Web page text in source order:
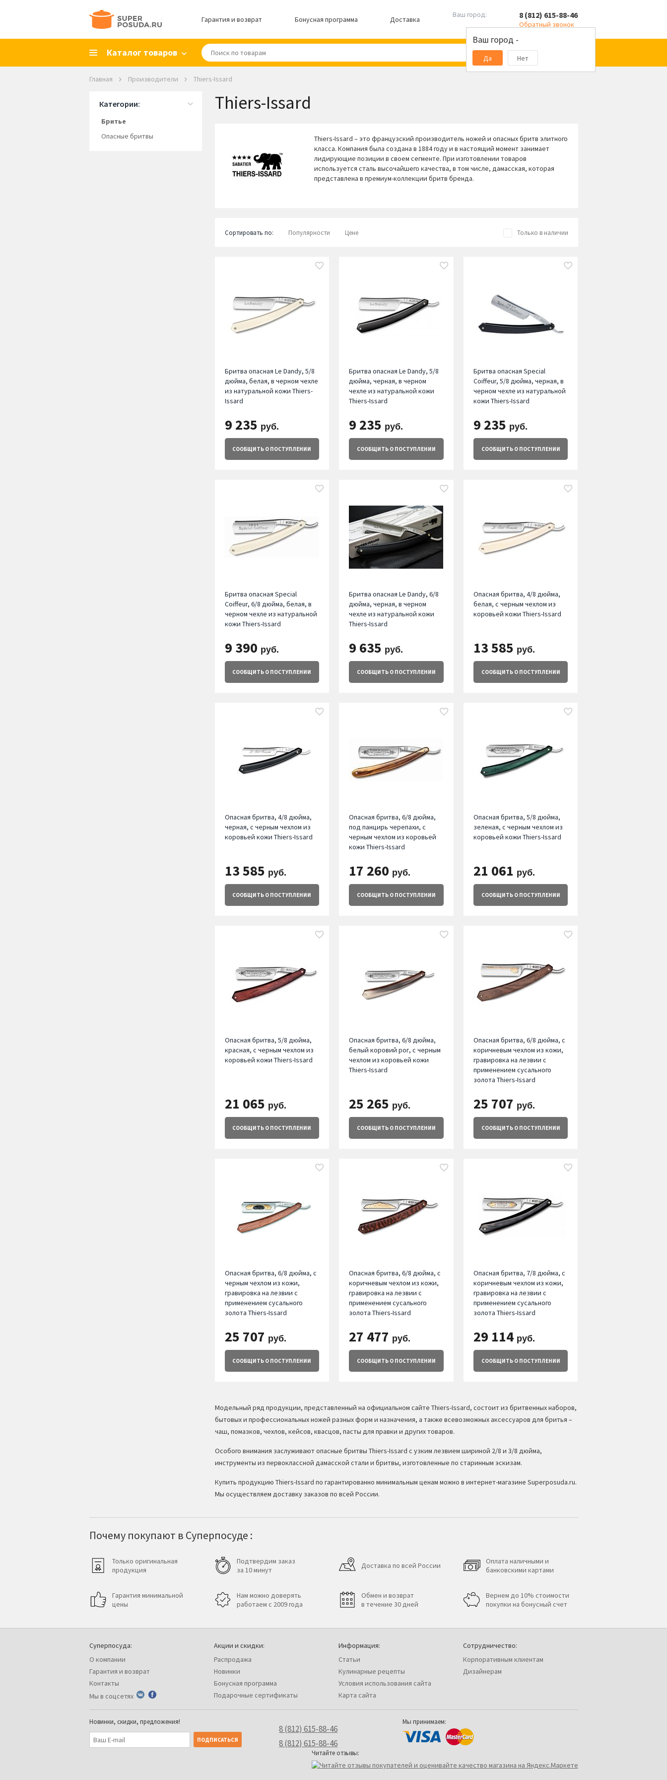
Гарантия и возврат Бонусная программа Доставка
Ваш город:
Ваш город -
Да Нет
8 (812) 615-88-46
Обратный звонок
Каталог товаров
Главная Производители Thiers-Issard
Thiers-Issard
Thiers-Issard – это французский производитель ножей и опасных бритв элитного
класса. Компания была создана в 1884 году и в настоящий момент занимает
лидирующие позиции в своем сегменте. При изготовлении товаров
используется сталь высочайшего качества, в том числе, дамасская, которая
представлена в премиум-коллекции бритв бренда.
Сортировать по: Популярности Цене Только в наличии
Бритва опасная Le Dandy, 5/8
дюйма, белая, в черном чехле
из натуральной кожи Thiers-
Issard
9 235 руб.
СООБЩИТЬ О ПОСТУПЛЕНИИ
Бритва опасная Le Dandy, 5/8
дюйма, черная, в черном
чехле из натуральной кожи
Thiers-Issard
9 235 руб.
СООБЩИТЬО ПОСТУПЛЕНИИ
Бритва опасная Special
Coiffeur, 5/8 дюйма, черная, в
черном чехле из натуральной
кожи Thiers-Issard
9 235 руб.
СООБЩИТЬО ПОСТУПЛЕНИИ
Бритва опасная Special
Coiffeur, 6/8 дюйма, белая, в
черном чехле из натуральной
кожи Thiers-Issard
9 390 руб.
СООБЩИТЬ О ПОСТУПЛЕНИИ
Бритва опасная Le Dandy, 6/8
дюйма, черная, в черном
чехле из натуральной кожи
Thiers-Issard
9 635 руб.
СООБЩИТЬО ПОСТУПЛЕНИИ
Опасная бритва, 4/8 дюйма,
белая, с черным чехлом из
коровьей кожи Thiers-Issard
13 585 руб.
СООБЩИТЬО ПОСТУПЛЕНИИ
Опасная бритва, 4/8 дюйма,
черная, с черным чехлом из
коровьей кожи Thiers-Issard
13 585 руб.
СООБЩИТЬ О ПОСТУПЛЕНИИ
Опасная бритва, 6/8 дюйма,
под панцирь черепахи, с
черным чехлом из коровьей
кожи Thiers-Issard
17 260 руб.
СООБЩИТЬО ПОСТУПЛЕНИИ
Опасная бритва, 5/8 дюйма,
зеленая, с черным чехлом из
коровьей кожи Thiers-Issard
21 061 руб.
СООБЩИТЬО ПОСТУПЛЕНИИ
Опасная бритва, 5/8 дюйма,
красная, с черным чехлом из
коровьей кожи Thiers-Issard
21 065 руб.
СООБЩИТЬ О ПОСТУПЛЕНИИ
Опасная бритва, 6/8 дюйма,
белый коровий рог, с черным
чехлом из коровьей кожи
Thiers-Issard
25 265 руб.
СООБЩИТЬО ПОСТУПЛЕНИИ
Опасная бритва, 6/8 дюйма, с
коричневым чехлом из кожи,
гравировка на лезвии с
применением сусального
золота Thiers-Issard
25 707 руб.
СООБЩИТЬО ПОСТУПЛЕНИИ
Опасная бритва, 6/8 дюйма, с
черным чехлом из кожи,
гравировка на лезвии с
применением сусального
золота Thiers-Issard
25 707 руб.
СООБЩИТЬ О ПОСТУПЛЕНИИ
Опасная бритва, 6/8 дюйма, с
коричневым чехлом из кожи,
гравировка на лезвии с
применением сусального
золота Thiers-Issard
27 477 руб.
СООБЩИТЬО ПОСТУПЛЕНИИ
Опасная бритва, 7/8 дюйма, с
коричневым чехлом из кожи,
гравировка на лезвии с
применением сусального
золота Thiers-Issard
29 114 руб.
СООБЩИТЬО ПОСТУПЛЕНИИ
Модельный ряд продукции, представленный на официальном сайте Thiers-Issard, состоит из бритвенных наборов,
бытовых и профессиональных ножей разных форм и назначения, а также всевозможных аксессуаров для бритья –
чаш, помазков, чехлов, кейсов, квасцов, пасты для правки и других товаров.
Особого внимания заслуживают опасные бритвы Thiers-Issard с узким лезвием шириной 2/8 и 3/8 дюйма,
инструменты из первоклассной дамасской стали и бритвы, изготовленные по старинным эскизам.
Купить продукцию Thiers-Issard по гарантированно минимальным ценам можно в интернет-магазине Superposuda.ru.
Мы осуществляем доставку заказов по всей России.
Категории:
Бритье
Опасные бритвы
Почему покупают в Суперпосуде :
Только оригинальная
продукция
Гарантия минимальной
цены
Подтвердим заказ
за 10 минут
Нам можно доверять
работаем с 2009 года
Доставка по всей России
Обмен и возврат
в течение 30 дней
Оплата наличными и
банковскими картами
Вернем до 10% стоимости
покупки на бонусный счет
Суперпосуда:
О компании
Гарантия и возврат
Контакты
Мы в соцсетях
Акции и скидки:
Распродажа
Новинки
Бонусная программа
Подарочные сертификаты
Информация:
Статьи
Кулинарные рецепты
Условия использования сайта
Карта сайта
Сотрудничество:
Корпоративным клиентам
Дизайнерам
Новинки, скидки, предложения!
8 (812) 615-88-46
8 (812) 615-88-46
Мы принимаем:
Читайте отзывы: